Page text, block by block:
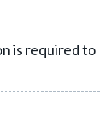
is required to